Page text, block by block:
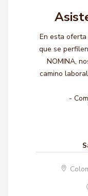
En esta
que se
NOMINA,
camino
-